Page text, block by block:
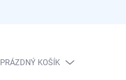
NÁKUPNÍ
PRÁZDNÝ KOŠÍK